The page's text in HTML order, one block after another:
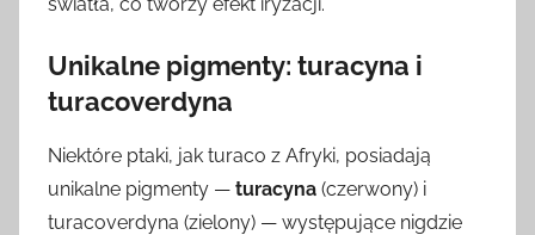
Unikalne pigmenty: turacyna i
turacoverdyna
Niektóre ptaki, jak turaco z Afryki, posiadają
unikalne pigmenty — turacyna (czerwony) i
turacoverdyna (zielony) — występujące nigdzie